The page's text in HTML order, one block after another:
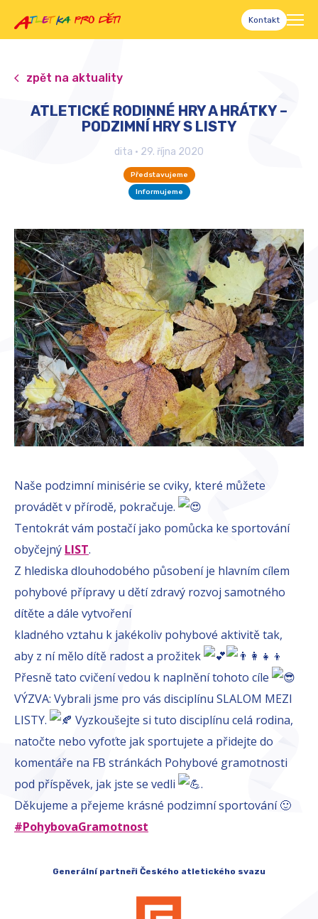
Kontakt
zpět na aktuality
ATLETICKÉ RODINNÉ HRY A HRÁTKY –
PODZIMNÍ HRY S LISTY
dita • 29. října 2020
Představujeme
Informujeme
Naše podzimní minisérie se cviky, které můžete
provádět v přírodě, pokračuje.
Tentokrát vám postačí jako pomůcka ke sportování
obyčejný LIST.
Z hlediska dlouhodobého působení je hlavním cílem
pohybové přípravy u dětí zdravý rozvoj samotného
dítěte a dále vytvoření
kladného vztahu k jakékoliv pohybové aktivitě tak,
aby z ní mělo dítě radost a prožitek
Přesně tato cvičení vedou k naplnění tohoto cíle
VÝZVA: Vybrali jsme pro vás disciplínu SLALOM MEZI
LISTY.
Vyzkoušejte si tuto disciplínu celá rodina,
natočte nebo vyfoťte jak sportujete a přidejte do
komentáře na FB stránkách Pohybové gramotnosti
pod příspěvek, jak jste se vedli
.
Děkujeme a přejeme krásné podzimní sportování 🙂
#PohybovaGramotnost
Generální partneři Českého atletického svazu